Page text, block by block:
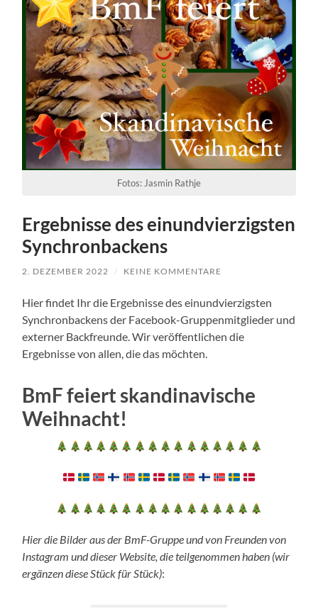
Fotos: Jasmin Rathje
Ergebnisse des einundvierzigsten
Synchronbackens
2. DEZEMBER 2022 / KEINE KOMMENTARE
Hier findet Ihr die Ergebnisse des einundvierzigsten
Synchronbackens der Facebook-Gruppenmitglieder und
externer Backfreunde. Wir veröffentlichen die
Ergebnisse von allen, die das möchten.
BmF feiert skandinavische
Weihnacht!
Hier die Bilder aus der BmF-Gruppe und von Freunden von
Instagram und dieser Website, die teilgenommen haben (wir
ergänzen diese Stück für Stück):